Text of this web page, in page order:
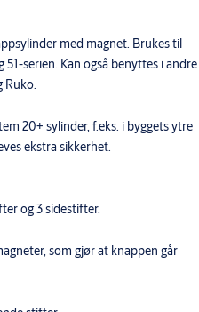
med magnet. Brukes til
51-serien. Kan også benyttes i andre
Ruko.
20+ sylinder, f.eks. i byggets ytre
ekstra sikkerhet.
og 3 sidestifter.
som gjør at knappen går